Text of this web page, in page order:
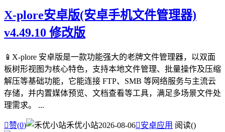
X-plore安卓版(安卓手机文件管理器)
v4.49.10 修改版
📱X-plore 安卓版是一款功能强大的老牌文件管理器，以双面
板树形视图为核心特色，支持本地文件管理、批量操作及压缩
解压等基础功能，它能连接 FTP、SMB 等网络服务与主流云
存储，并内置媒体预览、文档查看等工具，满足多场景文件处
理需求。 ...
赞(0) 禾优小站2026-08-06安卓应用 阅读()